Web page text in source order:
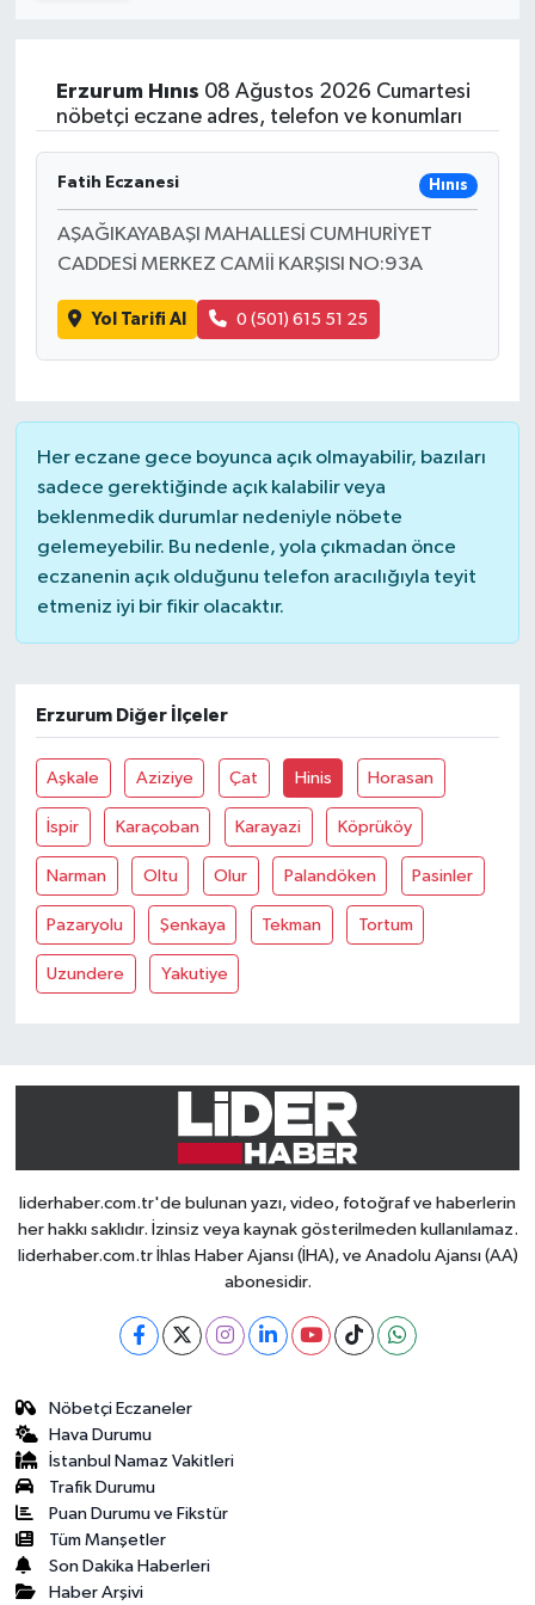
Erzurum Hınıs 08 Ağustos 2026 Cumartesi
nöbetçi eczane adres, telefon ve konumları
Fatih Eczanesi Hınıs
AŞAĞIKAYABAŞI MAHALLESİ CUMHURİYET
CADDESİ MERKEZ CAMİİ KARŞISI NO:93A
Yol Tarifi Al 0 (501) 615 51 25
Her eczane gece boyunca açık olmayabilir, bazıları
sadece gerektiğinde açık kalabilir veya
beklenmedik durumlar nedeniyle nöbete
gelemeyebilir. Bu nedenle, yola çıkmadan önce
eczanenin açık olduğunu telefon aracılığıyla teyit
etmeniz iyi bir fikir olacaktır.
Erzurum Diğer İlçeler
Aşkale Aziziye Çat Hinis Horasan
İspir Karaçoban Karayazi Köprüköy
Narman Oltu Olur Palandöken Pasinler
Pazaryolu Şenkaya Tekman Tortum
Uzundere Yakutiye
liderhaber.com.tr'de bulunan yazı, video, fotoğraf ve haberlerin
her hakkı saklıdır. İzinsiz veya kaynak gösterilmeden kullanılamaz.
liderhaber.com.tr İhlas Haber Ajansı (İHA), ve Anadolu Ajansı (AA)
abonesidir.
Nöbetçi Eczaneler
Hava Durumu
İstanbul Namaz Vakitleri
Trafik Durumu
Puan Durumu ve Fikstür
Tüm Manşetler
Son Dakika Haberleri
Haber Arşivi
Kültür - Sanat